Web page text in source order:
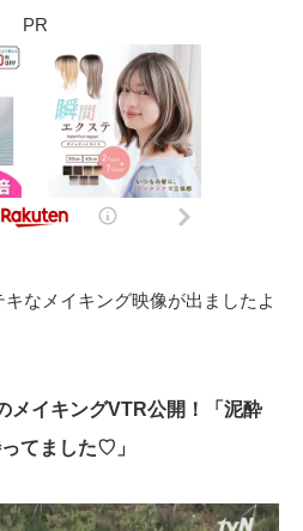
PR
なメイキング映像が出ましたよ
メイキングVTR公開！「泥酔
てました♡」